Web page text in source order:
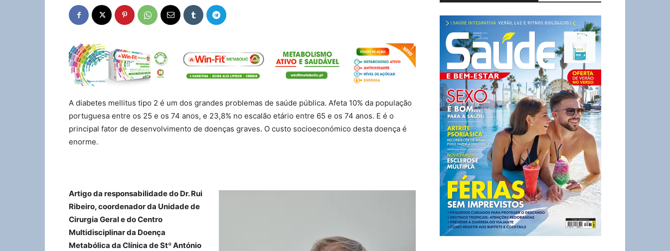
A diabetes mellitus tipo 2 é um dos grandes problemas de saúde pública. Afeta 10% da população
portuguesa entre os 25 e os 74 anos, e 23,8% no escalão etário entre 65 e os 74 anos. E é o
principal fator de desenvolvimento de doenças graves. O custo socioeconómico desta doença é
enorme.
Artigo da responsabilidade do Dr. Rui
Ribeiro, coordenador da Unidade de
Cirurgia Geral e do Centro
Multidisciplinar da Doença
Metabólica da Clínica de Stº António